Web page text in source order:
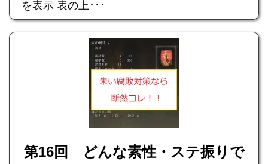
を表示 表の上･･･
第16回 どんな素性・ステ振りで